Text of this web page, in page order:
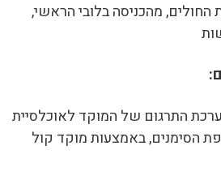
החולים, מהכניסה בלובי הראשי,
התרגום של המוקד לאוכלסיית
הסימנים, באמצעות מוקד קול